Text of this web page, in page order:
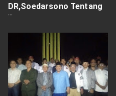
DR,Soedarsono Tentang
Limbah B3 Yang